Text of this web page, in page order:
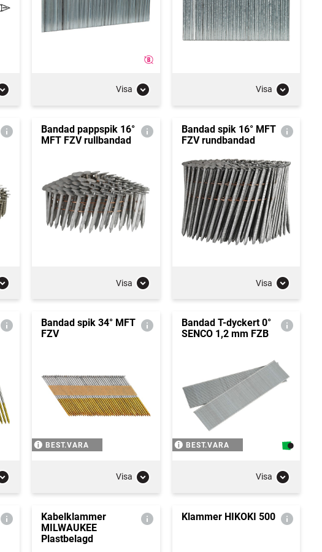
Visa Visa
Bandad pappspik 16°
MFT FZV rullbandad
Visa
Bandad spik 16° MFT
FZV rundbandad
Visa
Bandad spik 34° MFT
FZV
BEST.VARA
Visa
Bandad T-dyckert 0°
SENCO 1,2 mm FZB
BEST.VARA
Visa
Kabelklammer
MILWAUKEE
Plastbelagd
Klammer HIKOKI 500